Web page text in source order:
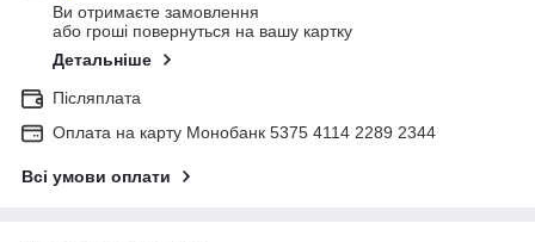
Ви отримаєте замовлення
або гроші повернуться на вашу картку
Детальніше
Післяплата
Оплата на карту Монобанк 5375 4114 2289 2344
Всі умови оплати